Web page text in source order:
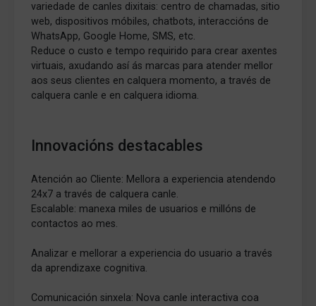
variedade de canles dixitais: centro de chamadas, sitio
web, dispositivos móbiles, chatbots, interaccións de
WhatsApp, Google Home, SMS, etc.
Reduce o custo e tempo requirido para crear axentes
virtuais, axudando así ás marcas para atender mellor
aos seus clientes en calquera momento, a través de
calquera canle e en calquera idioma.
Innovacións destacables
Atención ao Cliente: Mellora a experiencia atendendo
24x7 a través de calquera canle.
Escalable: manexa miles de usuarios e millóns de
contactos ao mes.
Analizar e mellorar a experiencia do usuario a través
da aprendizaxe cognitiva.
Comunicación sinxela: Nova canle interactiva coa